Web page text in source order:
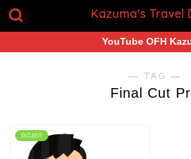
Kazuma's Travel
YouTube OFH
― TAG ―
Final Cut
自己紹介